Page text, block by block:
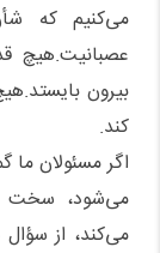
می‌کنیم که
عصبانیت.هیچ
بیرون
کند.
اگر مسئولان ما
می‌شود، سخت
می‌کند، از